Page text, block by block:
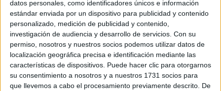
datos personales, como identificadores únicos e información
estándar enviada por un dispositivo para publicidad y contenido
personalizado, medición de publicidad y contenido,
investigación de audiencia y desarrollo de servicios. Con su
permiso, nosotros y nuestros socios podemos utilizar datos de
localización geográfica precisa e identificación mediante las
características de dispositivos. Puede hacer clic para otorgarnos
su consentimiento a nosotros y a nuestros 1731 socios para
que llevemos a cabo el procesamiento previamente descrito. De
Ingesa e Imserso crean una comisión para
mejorar la calidad de vida de los enfermos
POR REDACCIÓN 07/03/2018 0
Ceuta emprende los primeros pasos para
convertirse en una 'Ciudad Amigable'
POR LUIS MANUEL AZNAR 01/03/2018 0